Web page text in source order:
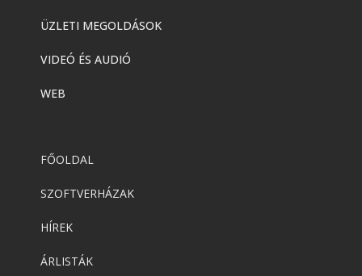
ÜZLETI MEGOLDÁSOK
VIDEÓ ÉS AUDIÓ
WEB
FŐOLDAL
SZOFTVERHÁZAK
HÍREK
ÁRLISTÁK